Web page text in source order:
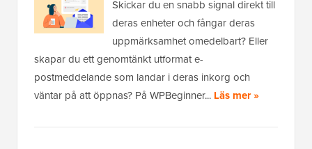
Skickar du en snabb signal direkt till
deras enheter och fångar deras
uppmärksamhet omedelbart? Eller
skapar du ett genomtänkt utformat e-
postmeddelande som landar i deras inkorg och
väntar på att öppnas? På WPBeginner... Läs mer »